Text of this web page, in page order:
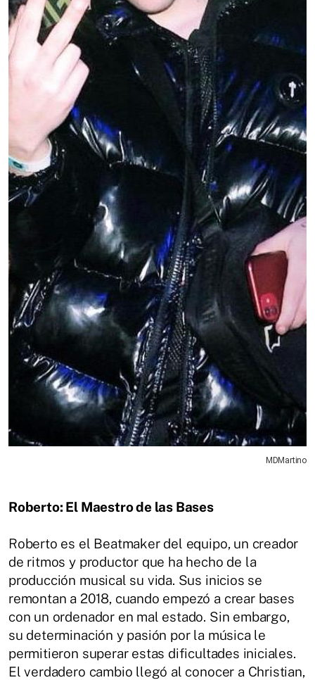
MDMartino
Roberto: El Maestro de las Bases
Roberto es el Beatmaker del equipo, un creador
de ritmos y productor que ha hecho de la
producción musical su vida. Sus inicios se
remontan a 2018, cuando empezó a crear bases
con un ordenador en mal estado. Sin embargo,
su determinación y pasión por la música le
permitieron superar estas dificultades iniciales.
El verdadero cambio llegó al conocer a Christian,